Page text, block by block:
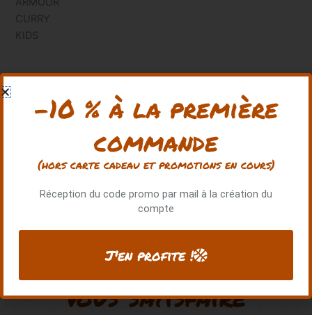
Notre priorité :
vous satisfaire
-10 % à la première
commande
(hors carte cadeau et promotions en cours)
Réception du code promo par mail à la création du
compte
J'en profite !